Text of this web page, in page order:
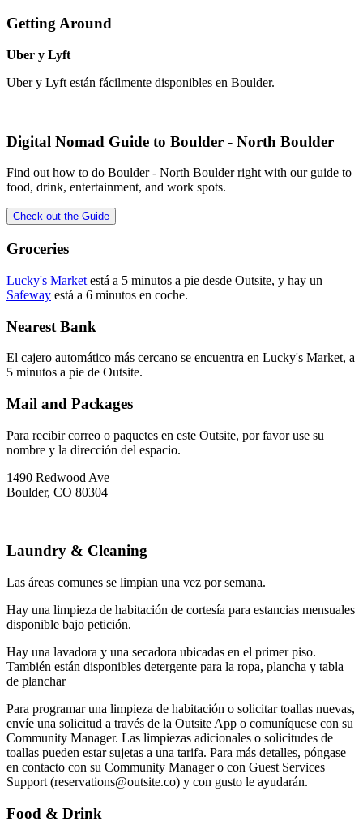
Getting Around
Uber y Lyft
Uber y Lyft están fácilmente disponibles en Boulder.
Digital Nomad Guide to Boulder - North Boulder
Find out how to do Boulder - North Boulderright with our guide to
food, drink, entertainment, and work spots.
Check out the Guide
Groceries
Lucky's Market está a 5 minutos a pie desde Outsite, y hay un
Safeway está a 6 minutos en coche.
Nearest Bank
El cajero automático más cercano se encuentra en Lucky's Market, a
5 minutos a pie de Outsite.
Mail and Packages
Para recibir correo o paquetes en este Outsite, por favor use su
nombre y la dirección del espacio.
1490 Redwood Ave
Boulder, CO 80304
Laundry & Cleaning
Las áreas comunes se limpian una vez por semana.
Hay una limpieza de habitación de cortesía para estancias mensuales
disponible bajo petición.
Hay una lavadora y una secadora ubicadas en el primer piso.
También están disponibles detergente para la ropa, plancha y tabla
de planchar
Para programar una limpieza de habitación o solicitar toallas nuevas,
envíe una solicitud a través de la Outsite App o comuníquese con su
Community Manager. Las limpiezas adicionales o solicitudes de
toallas pueden estar sujetas a una tarifa. Para más detalles, póngase
en contacto con su Community Manager o con Guest Services
Support (reservations@outsite.co) y con gusto le ayudarán. ‍
Food & Drink